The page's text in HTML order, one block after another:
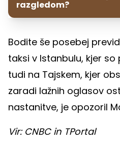
razgledom?
Bodite še posebej
taksi v Istanbulu, kjer
tudi na Tajskem, kjer
zaradi lažnih oglasov
nastanitve, je opozoril
Vir: CNBC in TPortal